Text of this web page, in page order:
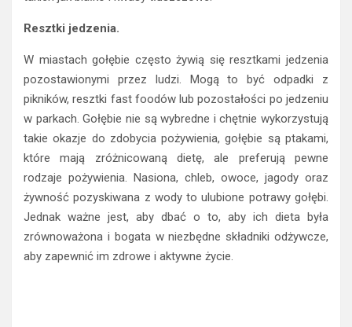
Resztki jedzenia.
W miastach gołębie często żywią się resztkami jedzenia
pozostawionymi przez ludzi. Mogą to być odpadki z
pikników, resztki fast foodów lub pozostałości po jedzeniu
w parkach. Gołębie nie są wybredne i chętnie wykorzystują
takie okazje do zdobycia pożywienia, gołębie są ptakami,
które mają zróżnicowaną dietę, ale preferują pewne
rodzaje pożywienia. Nasiona, chleb, owoce, jagody oraz
żywność pozyskiwana z wody to ulubione potrawy gołębi.
Jednak ważne jest, aby dbać o to, aby ich dieta była
zrównoważona i bogata w niezbędne składniki odżywcze,
aby zapewnić im zdrowe i aktywne życie.